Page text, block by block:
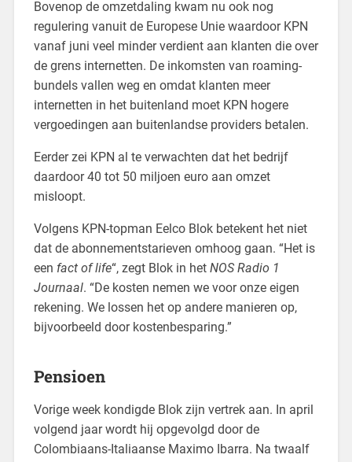
Bovenop de omzetdaling kwam nu ook nog
regulering vanuit de Europese Unie waardoor KPN
vanaf juni veel minder verdient aan klanten die over
de grens internetten. De inkomsten van roaming-
bundels vallen weg en omdat klanten meer
internetten in het buitenland moet KPN hogere
vergoedingen aan buitenlandse providers betalen.
Eerder zei KPN al te verwachten dat het bedrijf
daardoor 40 tot 50 miljoen euro aan omzet
misloopt.
Volgens KPN-topman Eelco Blok betekent het niet
dat de abonnementstarieven omhoog gaan. “Het is
een fact of life“, zegt Blok in het NOS Radio 1
Journaal. “De kosten nemen we voor onze eigen
rekening. We lossen het op andere manieren op,
bijvoorbeeld door kostenbesparing.”
Pensioen
Vorige week kondigde Blok zijn vertrek aan. In april
volgend jaar wordt hij opgevolgd door de
Colombiaans-Italiaanse Maximo Ibarra. Na twaalf